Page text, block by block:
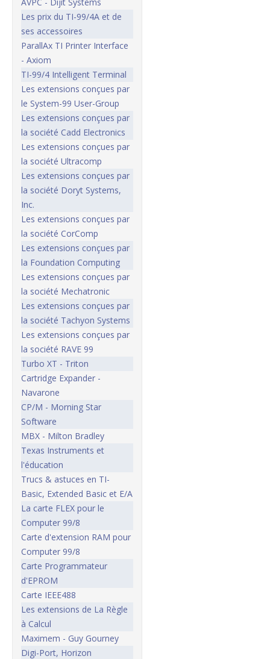
AVPC - Dijit Systems
Les prix du TI-99/4A et de
ses accessoires
ParallAx TI Printer Interface
- Axiom
TI-99/4 Intelligent Terminal
Les extensions conçues par
le System-99 User-Group
Les extensions conçues par
la société Cadd Electronics
Les extensions conçues par
la société Ultracomp
Les extensions conçues par
la société Doryt Systems,
Inc.
Les extensions conçues par
la société CorComp
Les extensions conçues par
la Foundation Computing
Les extensions conçues par
la société Mechatronic
Les extensions conçues par
la société Tachyon Systems
Les extensions conçues par
la société RAVE 99
Turbo XT - Triton
Cartridge Expander -
Navarone
CP/M - Morning Star
Software
MBX - Milton Bradley
Texas Instruments et
l'éducation
Trucs & astuces en TI-
Basic, Extended Basic et E/A
La carte FLEX pour le
Computer 99/8
Carte d'extension RAM pour
Computer 99/8
Carte Programmateur
d'EPROM
Carte IEEE488
Les extensions de La Règle
à Calcul
Maximem - Guy Gourney
Digi-Port, Horizon